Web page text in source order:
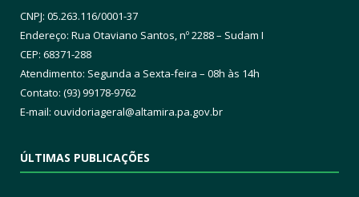
CNPJ: 05.263.116/0001-37
Endereço: Rua Otaviano Santos, nº 2288 – Sudam I
CEP: 68371-288
Atendimento: Segunda a Sexta-feira – 08h às 14h
Contato: (93) 99178-9762
E-mail: ouvidoriageral@altamira.pa.gov.br
ÚLTIMAS PUBLICAÇÕES